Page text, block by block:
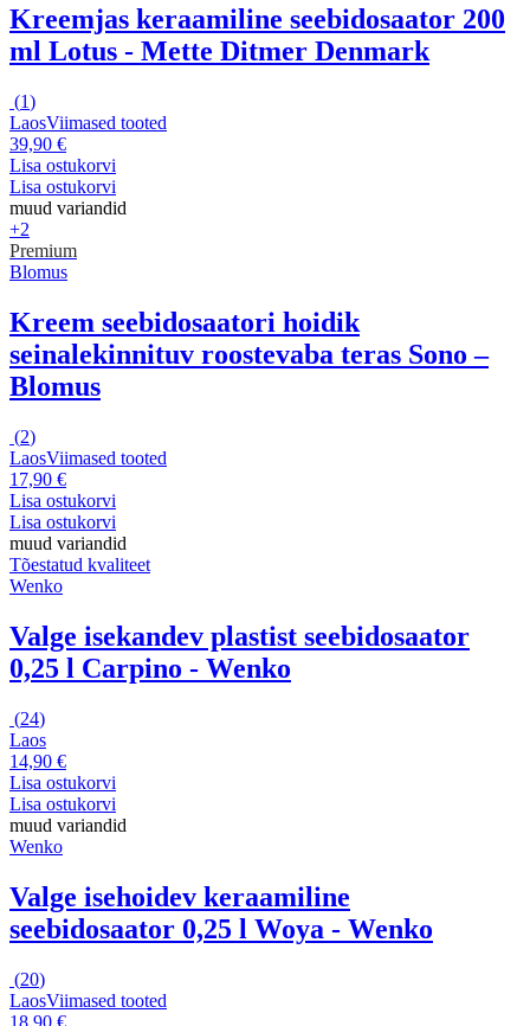
Kreemjas keraamiline seebidosaator 200
ml Lotus - Mette Ditmer Denmark
(1)
LaosViimased tooted
39,90 €
Lisa ostukorvi
Lisa ostukorvi
muud variandid
+2
Premium
Blomus
Kreem seebidosaatori hoidik
seinalekinnituv roostevaba teras Sono –
Blomus
(2)
LaosViimased tooted
17,90 €
Lisa ostukorvi
Lisa ostukorvi
muud variandid
Tõestatud kvaliteet
Wenko
Valge isekandev plastist seebidosaator
0,25 l Carpino - Wenko
(24)
Laos
14,90 €
Lisa ostukorvi
Lisa ostukorvi
muud variandid
Wenko
Valge isehoidev keraamiline
seebidosaator 0,25 l Woya - Wenko
(20)
LaosViimased tooted
18,90 €